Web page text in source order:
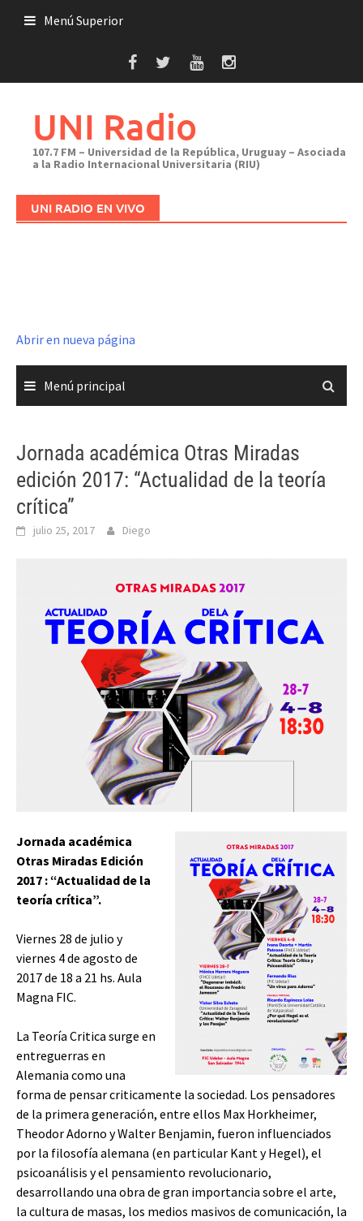
Menú Superior
UNI Radio
107.7 FM – Universidad de la República, Uruguay – Asociada
a la Radio Internacional Universitaria (RIU)
UNI RADIO EN VIVO
Abrir en nueva página
Menú principal
Jornada académica Otras Miradas
edición 2017: “Actualidad de la teoría
crítica”
julio 25, 2017 Diego
Jornada académica
Otras Miradas Edición
2017 : “Actualidad de la
teoría crítica”.
Viernes 28 de julio y
viernes 4 de agosto de
2017 de 18 a 21 hs. Aula
Magna FIC.
La Teoría Critica surge en
entreguerras en
Alemania como una
forma de pensar criticamente la sociedad. Los pensadores
de la primera generación, entre ellos Max Horkheimer,
Theodor Adorno y Walter Benjamin, fueron influenciados
por la filosofía alemana (en particular Kant y Hegel), el
psicoanálisis y el pensamiento revolucionario,
desarrollando una obra de gran importancia sobre el arte,
la cultura de masas, los medios masivos de comunicación, la